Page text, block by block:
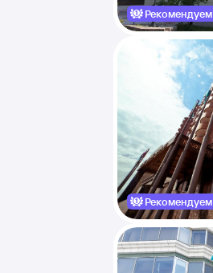
Рекомендуем
Рекомендуем